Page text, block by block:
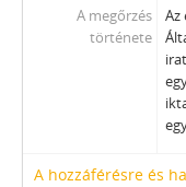
A megőrzés
története
Az
A hozzáférésre és